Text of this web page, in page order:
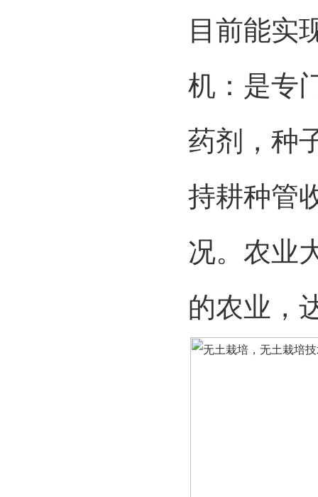
目前能实
机：是专
药剂，种
持耕种管
况。农业
的农业，